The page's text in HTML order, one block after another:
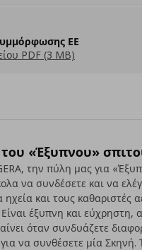
ΕΕ
PDF (3 MB)
«Έξυπνου»
την πύλη μας για
να συνδέσετε και να
ηχεία και τους καθαριστές
έξυπνη και εύχρηστη,
όταν συνδυάζετε
να συνθέσετε μία Σκηνή.